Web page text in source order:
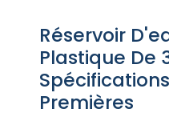
Réservoir
Plastique De
Premières